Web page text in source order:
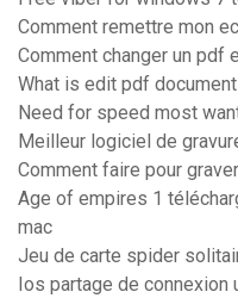
Comment remettre mon
Comment changer un pdf
What is edit pdf
Need for speed most
Meilleur logiciel de
Comment faire pour
Age of empires 1
mac
Jeu de carte spider
Ios partage de connexion